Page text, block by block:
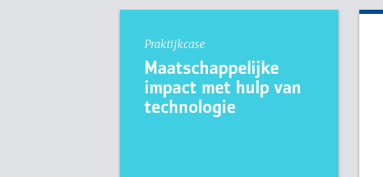
Praktijkcase
Maatschappelijke
impact met hulp van
technologie